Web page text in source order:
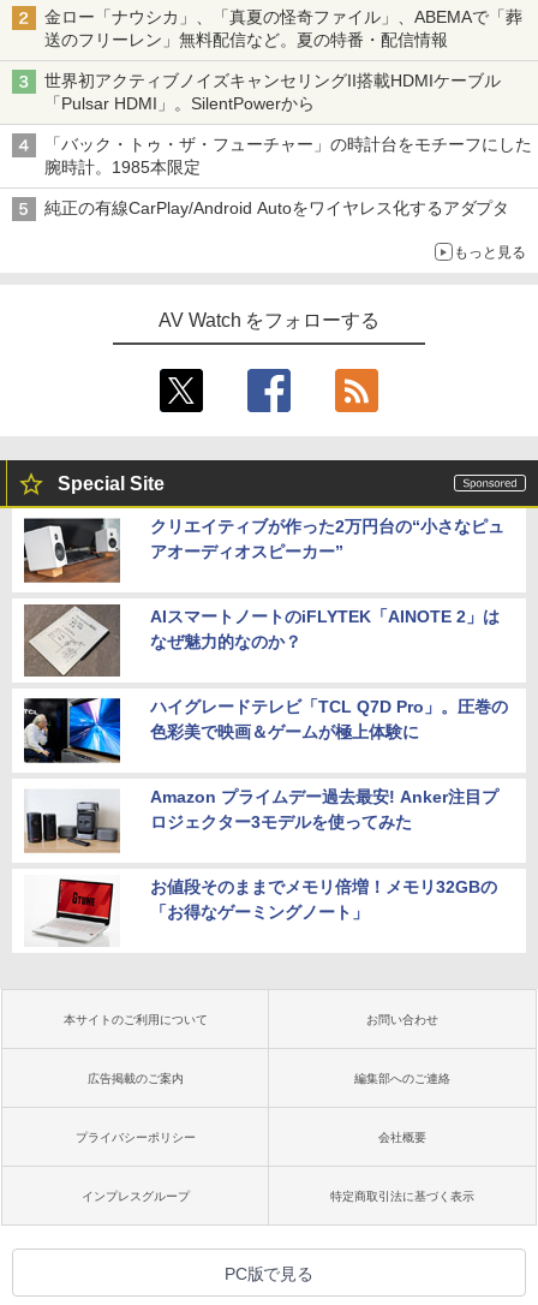
金ロー「ナウシカ」、「真夏の怪奇ファイル」、ABEMAで「葬
送のフリーレン」無料配信など。夏の特番・配信情報
世界初アクティブノイズキャンセリングII搭載HDMIケーブル
「Pulsar HDMI」。SilentPowerから
「バック・トゥ・ザ・フューチャー」の時計台をモチーフにした
腕時計。1985本限定
純正の有線CarPlay/Android Autoをワイヤレス化するアダプタ
もっと見る
AV Watch をフォローする
Special Site
クリエイティブが作った2万円台の“小さなピュ
アオーディオスピーカー”
AIスマートノートのiFLYTEK「AINOTE 2」は
なぜ魅力的なのか？
ハイグレードテレビ「TCL Q7D Pro」。圧巻の
色彩美で映画＆ゲームが極上体験に
Amazon プライムデー過去最安! Anker注目プ
ロジェクター3モデルを使ってみた
お値段そのままでメモリ倍増！メモリ32GBの
「お得なゲーミングノート」
本サイトのご利用について お問い合わせ
広告掲載のご案内 編集部へのご連絡
プライバシーポリシー 会社概要
インプレスグループ 特定商取引法に基づく表示
PC版で見る